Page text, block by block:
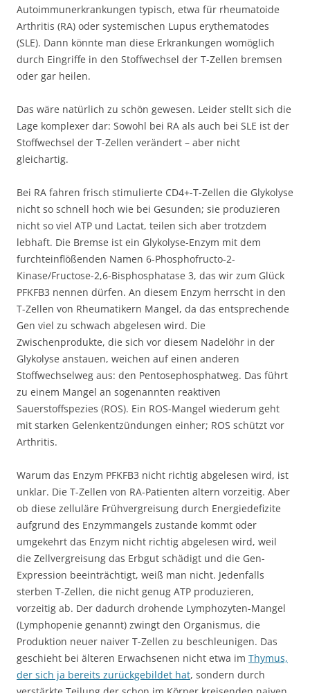
Autoimmunerkrankungen typisch, etwa für rheumatoide
Arthritis (RA) oder systemischen Lupus erythematodes
(SLE). Dann könnte man diese Erkrankungen womöglich
durch Eingriffe in den Stoffwechsel der T-Zellen bremsen
oder gar heilen.
Das wäre natürlich zu schön gewesen. Leider stellt sich die
Lage komplexer dar: Sowohl bei RA als auch bei SLE ist der
Stoffwechsel der T-Zellen verändert – aber nicht
gleichartig.
Bei RA fahren frisch stimulierte CD4+-T-Zellen die Glykolyse
nicht so schnell hoch wie bei Gesunden; sie produzieren
nicht so viel ATP und Lactat, teilen sich aber trotzdem
lebhaft. Die Bremse ist ein Glykolyse-Enzym mit dem
furchteinflößenden Namen 6-Phosphofructo-2-
Kinase/Fructose-2,6-Bisphosphatase 3, das wir zum Glück
PFKFB3 nennen dürfen. An diesem Enzym herrscht in den
T-Zellen von Rheumatikern Mangel, da das entsprechende
Gen viel zu schwach abgelesen wird. Die
Zwischenprodukte, die sich vor diesem Nadelöhr in der
Glykolyse anstauen, weichen auf einen anderen
Stoffwechselweg aus: den Pentosephosphatweg. Das führt
zu einem Mangel an sogenannten reaktiven
Sauerstoffspezies (ROS). Ein ROS-Mangel wiederum geht
mit starken Gelenkentzündungen einher; ROS schützt vor
Arthritis.
Warum das Enzym PFKFB3 nicht richtig abgelesen wird, ist
unklar. Die T-Zellen von RA-Patienten altern vorzeitig. Aber
ob diese zelluläre Frühvergreisung durch Energiedefizite
aufgrund des Enzymmangels zustande kommt oder
umgekehrt das Enzym nicht richtig abgelesen wird, weil
die Zellvergreisung das Erbgut schädigt und die Gen-
Expression beeinträchtigt, weiß man nicht. Jedenfalls
sterben T-Zellen, die nicht genug ATP produzieren,
vorzeitig ab. Der dadurch drohende Lymphozyten-Mangel
(Lymphopenie genannt) zwingt den Organismus, die
Produktion neuer naiver T-Zellen zu beschleunigen. Das
geschieht bei älteren Erwachsenen nicht etwa im Thymus,
der sich ja bereits zurückgebildet hat, sondern durch